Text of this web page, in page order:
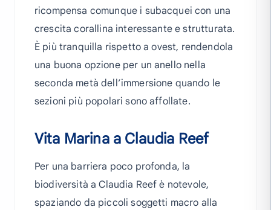
ricompensa comunque i subacquei con una
crescita corallina interessante e strutturata.
È più tranquilla rispetto a ovest, rendendola
una buona opzione per un anello nella
seconda metà dell’immersione quando le
sezioni più popolari sono affollate.
Vita Marina a Claudia Reef
Per una barriera poco profonda, la
biodiversità a Claudia Reef è notevole,
spaziando da piccoli soggetti macro alla